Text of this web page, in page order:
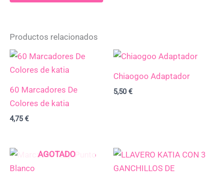
Productos relacionados
60 Marcadores De
Colores de katia
4,75€
Chiaogoo Adaptador
5,50€
AGOTADO